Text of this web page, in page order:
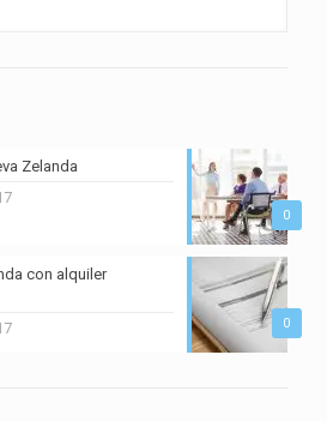
0
Zelanda
0
con alquiler